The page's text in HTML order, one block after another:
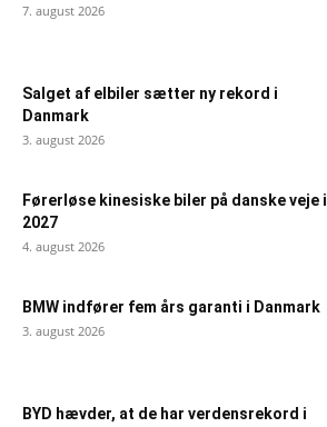
7. august 2026
Salget af elbiler sætter ny rekord i
Danmark
3. august 2026
Førerløse kinesiske biler på danske veje i
2027
4. august 2026
BMW indfører fem års garanti i Danmark
3. august 2026
BYD hævder, at de har verdensrekord i